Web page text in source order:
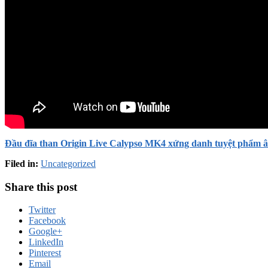
Đầu đĩa than Origin Live Calypso MK4 xứng danh tuyệt phẩm
Filed in: Uncategorized
Share this post
Twitter
Facebook
Google+
LinkedIn
Pinterest
Email